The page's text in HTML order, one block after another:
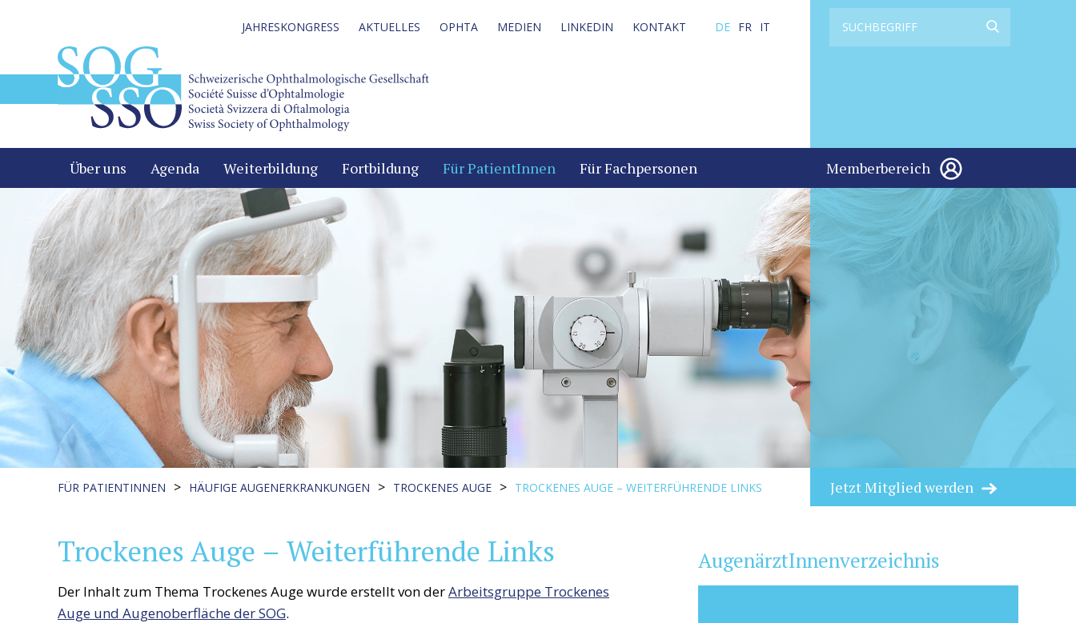
JAHRESKONGRESS AKTUELLES OPHTA MEDIEN LINKEDIN KONTAKT DE FR IT
Über uns Agenda Weiterbildung Fortbildung Für PatientInnen Für Fachpersonen Memberbereich
FÜR PATIENTINNEN > HÄUFIGE AUGENERKRANKUNGEN > TROCKENES AUGE > TROCKENES AUGE – WEITERFÜHRENDE LINKS Jetzt Mitglied werden
Trockenes Auge – Weiterführende Links
Der Inhalt zum Thema Trockenes Auge wurde erstellt von derArbeitsgruppe Trockenes
Auge und Augenoberfläche der SOG.
AugenärztInnenverzeichnis